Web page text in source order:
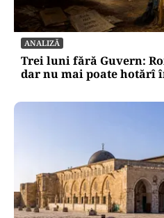
ANALIZĂ
Trei luni fără Guvern:
dar nu mai poate hotărî